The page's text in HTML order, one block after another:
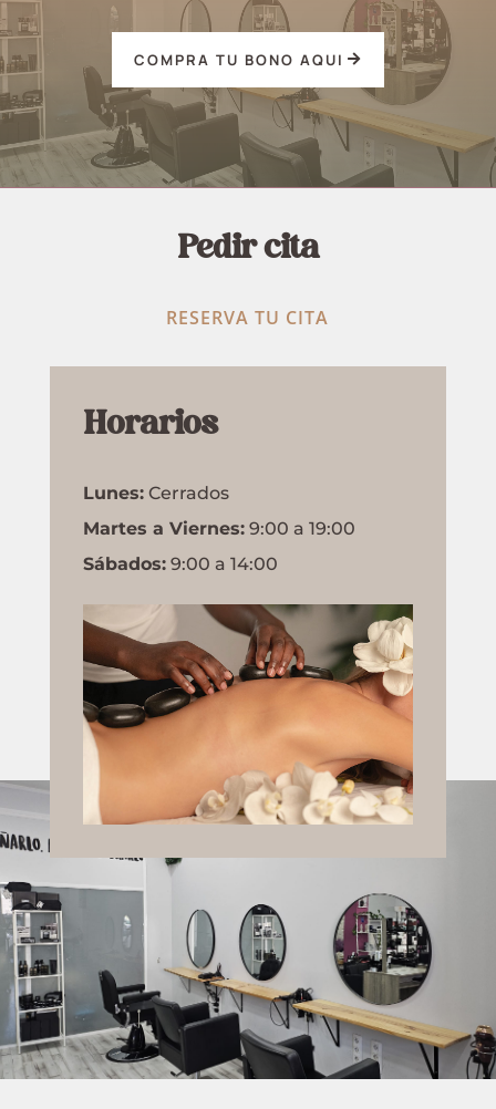
COMPRA TU BONO AQUI
Pedir cita
RESERVA TU CITA
Horarios
Lunes:Cerrados
Martes a Viernes:9:00 a 19:00
Sábados:9:00 a 14:00